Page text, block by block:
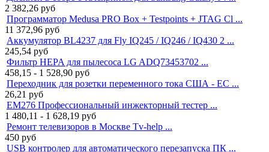
2 382,26 руб
Программатор Medusa PRO Box + Testpoints + JTAG Cl ...
11 372,96 руб
Аккумулятор BL4237 для Fly IQ245 / IQ246 / IQ430 2 ...
245,54 руб
Фильтр HEPA для пылесоса LG ADQ73453702 ...
458,15 - 1 528,90 руб
Переходник для розетки переменного тока США - ЕС ...
26,21 руб
EM276 Профессиональный инжекторный тестер ...
1 480,11 - 1 628,19 руб
Ремонт телевизоров в Москве Tv-help ...
450 руб
USB контролер для автоматического перезапуска ПК ...